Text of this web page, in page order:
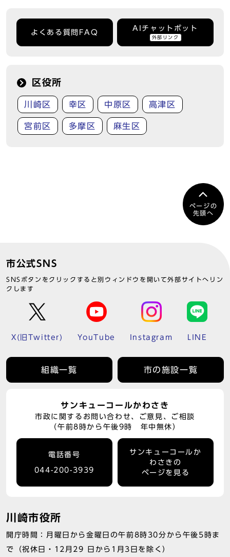
よくある質問FAQ
AIチャットボット
外部リンク
区役所
川崎区 幸区 中原区 高津区
宮前区 多摩区 麻生区
ページの
先頭へ
市公式SNS
SNSボタンをクリックすると別ウィンドウを開いて外部サイトへリン
クします
X(旧Twitter) YouTube Instagram LINE
組織一覧 市の施設一覧
サンキューコールかわさき
市政に関するお問い合わせ、ご意見、ご相談
（午前8時から午後9時 年中無休）
電話番号
044-200-3939
サンキューコールか
わさきの
ページを見る
川崎市役所
開庁時間：月曜日から金曜日の午前8時30分から午後5時ま
で（祝休日・12月29 日から1月3日を除く）